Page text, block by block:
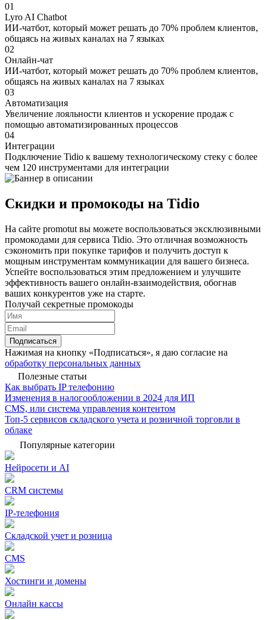
01
Lyro AI Chatbot
ИИ-чатбот, который может решать до 70% проблем клиентов,
общаясь на живых каналах на 7 языках
02
Онлайн-чат
ИИ-чатбот, который может решать до 70% проблем клиентов,
общаясь на живых каналах на 7 языках
03
Автоматизация
Увеличение лояльности клиентов и ускорение продаж с
помощью автоматизированных процессов
04
Интеграции
Подключение Tidio к вашему технологическому стеку с более
чем 120 инструментами для интеграции
Скидки и промокоды на Tidio
На сайте promotut вы можете воспользоваться эксклюзивными
промокодами для сервиса Tidio. Это отличная возможность
сэкономить при покупке тарифов и получить доступ к
мощным инструментам коммуникации для вашего бизнеса.
Успейте воспользоваться этим предложением и улучшите
эффективность вашего онлайн-взаимодействия, обогнав
ваших конкурентов уже на старте.
Получай секретные промокоды
Подписаться
Нажимая на кнопку «Подписаться», я даю согласие на
обработку персональных данных
Полезные статьи
Как выбрать IP телефонию
Изменения в налогообложении в 2024 для ИП
CMS, или система управления контентом
Топ-5 сервисов складского учета и розничной торговли в
облаке
Популярные категории
Нейросети и AI
CRM системы
IP-телефония
Складской учет и розница
CMS
Хостинги и домены
Онлайн кассы